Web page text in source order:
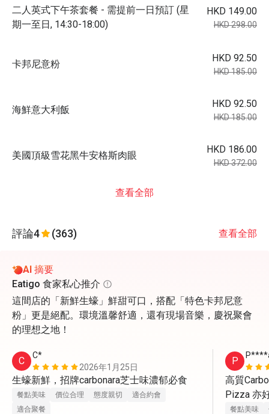
二人英式下午茶套餐 - 需提前一日預訂 (星
期一至日, 14:30-18:00)
HKD 149.00
HKD 298.00
卡邦尼意粉
HKD 92.50
HKD 185.00
海鮮意大利飯
HKD 92.50
HKD 185.00
美國頂級雪花黑牛安格斯肉眼
HKD 186.00
HKD 372.00
查看全部
評論4 (363) 查看全部
AI 摘要
Eatigo 食家私心推介
這間店的「新鮮生蠔」鮮甜可口，搭配「特色卡邦尼意
粉」更是絕配。環境溫馨舒適，還有現場音樂，慶祝聚會
的理想之地！
C
C*
2026年1月25日
生蠔新鮮，招牌carbonara芝士味濃郁必食
餐點美味 價位合理 態度親切
適合約會
適合聚餐
P
高質
Pizza 亦
餐點美味